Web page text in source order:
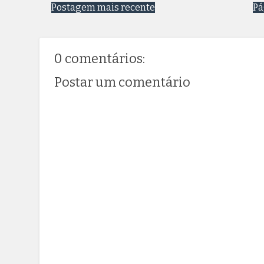
Postagem mais recente
0 comentários:
Postar um comentário